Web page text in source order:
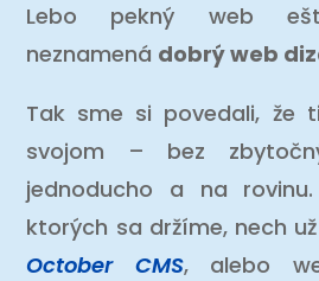
Lebo pekný web
neznamená dobrý web
Tak sme si povedali, že
svojom – bez
jednoducho a na
ktorých sa držíme, nech
October CMS, alebo